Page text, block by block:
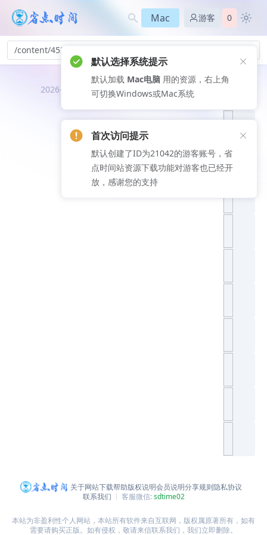
Mac 游客 0
/content/453
2026-08-06
推荐文
关于网站下载帮助版权说明会员说明分享规则隐私协议
联系我们
客服微信:sdtime02
本站为非盈利性个人网站，本站所有软件来自互联网，版权属原著所有，如有
需要请购买正版。如有侵权，敬请来信联系我们，我们立即删除。
默认选择系统提示
默认加载 Mac电脑 用的资源，右上角
可切换Windows或Mac系统
首次访问提示
默认创建了ID为21042的游客账号，省
点时间站资源下载功能对游客也已经开
放，感谢您的支持